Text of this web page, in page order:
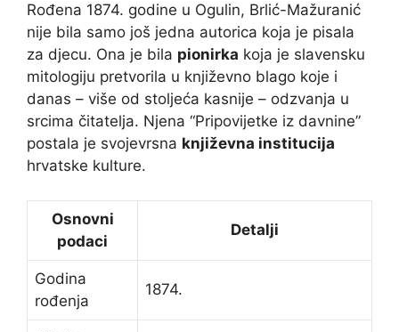
Rođena 1874. godine u Ogulin, Brlić-Mažuranić
nije bila samo još jedna autorica koja je pisala
za djecu. Ona je bila pionirka koja je slavensku
mitologiju pretvorila u književno blago koje i
danas – više od stoljeća kasnije – odzvanja u
srcima čitatelja. Njena “Pripovijetke iz davnine”
postala je svojevrsna književna institucija
hrvatske kulture.
Osnovni
podaci
Detalji
Godina
rođenja
1874.